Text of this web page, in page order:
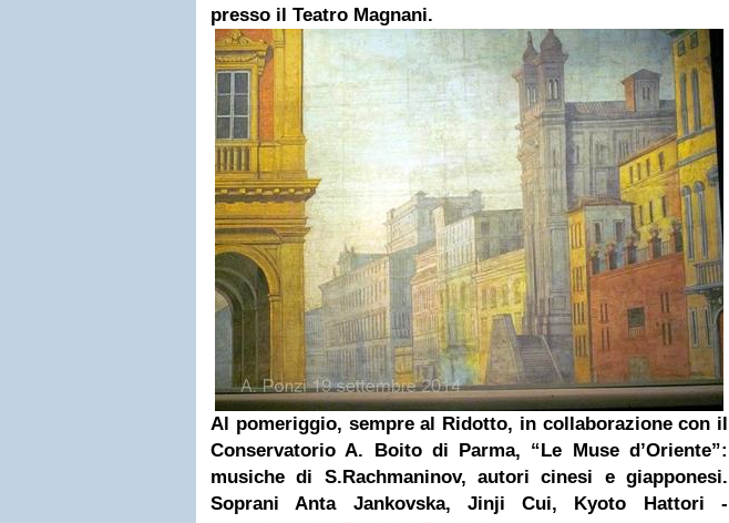
presso il Teatro Magnani.
Al pomeriggio, sempre al Ridotto, in collaborazione con il
Conservatorio A. Boito di Parma, “Le Mused’Oriente”:
musiche di S.Rachmaninov, autori cinesi e giapponesi.
Soprani Anta Jankovska, Jinji Cui, Kyoto Hattori -